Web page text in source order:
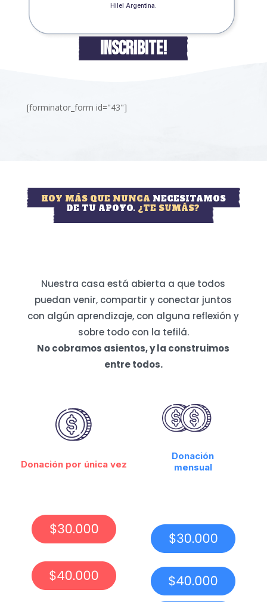
Hilel Argentina.
INSCRIBITE!
[forminator_form id="43"]
HOY MÁS QUE NUNCA NECESITAMOS
DE TU APOYO. ¿TE SUMÁS?
Nuestra casa está abierta a que todos
puedan venir, compartir y conectar juntos
con algún aprendizaje, con alguna reflexión y
sobre todo con la tefilá.
No cobramos asientos, y la construimos
entre todos.
Donación por única vez
Donación
mensual